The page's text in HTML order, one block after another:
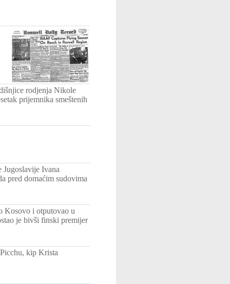
rodjenja Nikole
prijemnika smeštenih
Jugoslavije Ivana
pred domaćim sudovima
Kosovo i otputovao u
je bivši finski premijer
kip Krista